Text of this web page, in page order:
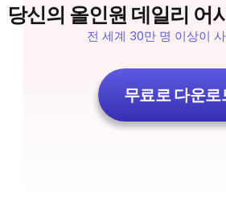
당신의 올인원 데일리 어
전 세계 30만 명 이상이
무료로 다운로